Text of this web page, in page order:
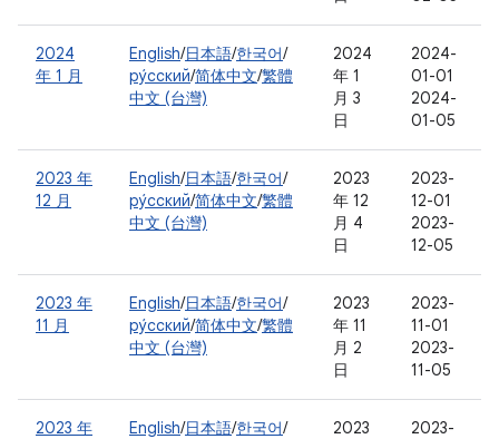
2024
年 1 月
English/日本語/한국어/
ру́сский/简体中文/繁體
中文 (台灣)
2024
年 1
月 3
日
2024-
01-01
2024-
01-05
2023 年
12 月
English/日本語/한국어/
ру́сский/简体中文/繁體
中文 (台灣)
2023
年 12
月 4
日
2023-
12-01
2023-
12-05
2023 年
11 月
English/日本語/한국어/
ру́сский/简体中文/繁體
中文 (台灣)
2023
年 11
月 2
日
2023-
11-01
2023-
11-05
2023 年
English/日本語/한국어/
2023
2023-